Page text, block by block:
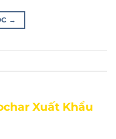
→
Xuất Khẩu